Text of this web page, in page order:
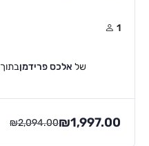
1
של אלכס פרידמןבתוך
₪2,094.00₪1,997.00